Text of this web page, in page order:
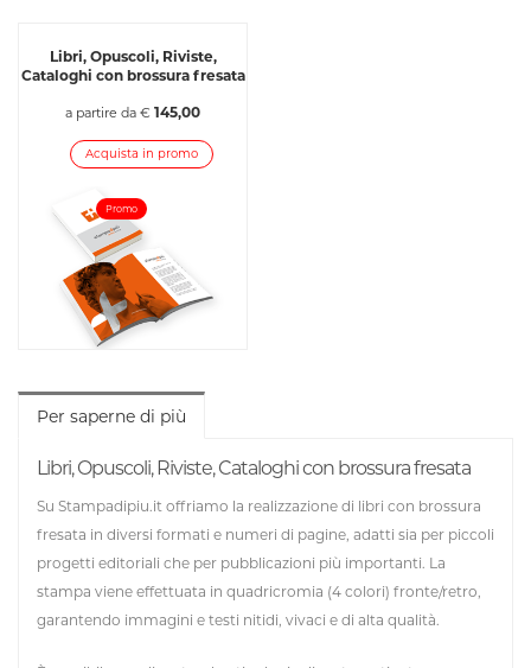
Libri, Opuscoli, Riviste,
Cataloghi con brossura fresata
a partire da € 145,00
Acquista in promo
Promo
Per saperne di più
Libri, Opuscoli, Riviste, Cataloghi con brossura fresata
Su Stampadipiu.it offriamo la realizzazione di libri con brossura
fresata in diversi formati e numeri di pagine , adatti sia per piccoli
progetti editoriali che per pubblicazioni più importanti. La
stampa viene effettuata in quadricromia (4 colori) fronte/retro
garantendo immagini e testi nitidi, vivaci e di alta qualità.